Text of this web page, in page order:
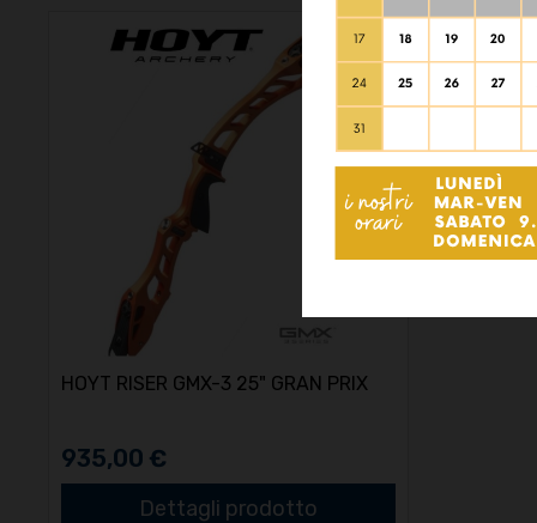
HOYT RISER GMX-3 25" GRAN PRIX
935,00 €
Dettagli prodotto